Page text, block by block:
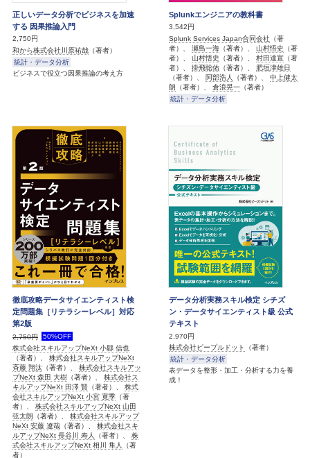
正しいデータ分析でビジネスを加速
する 因果推論入門
2,750円
和から株式会社川原祐哉 （著者）
統計・データ分析
ビジネスで役立つ因果推論の考え方
Splunkエンジニアの教科書
3,542円
Splunk Services Japan合同会社 （著
者）、 瀬島一海 （著者）、 山村悟史 （著
者）、 山村悟史 （著者）、 村田達宣 （著
者）、 掛飛聡佑 （著者）、 肥垣津雄日
（著者）、 阿部浩人 （著者）、 中上健太
朗 （著者）、 倉浪晃一 （著者）
統計・データ分析
徹底攻略データサイエンティスト検
定問題集［リテラシーレベル］対応
第2版
2,750円
50%OFF
株式会社スキルアップNeXt 小縣 信也
（著者）、 株式会社スキルアップNeXt
斉藤 翔汰 （著者）、 株式会社スキルアッ
プNeXt 森田 大樹 （著者）、 株式会社ス
キルアップNeXt 田澤 賢 （著者）、 株式
会社スキルアップNeXt 小宮 寛季 （著
者）、 株式会社スキルアップNeXt 山田
弦太朗 （著者）、 株式会社スキルアップ
NeXt 安藤 遼哉 （著者）、 株式会社スキ
ルアップNeXt 長谷川 寿人
（著者）、 株
式会社スキルアップNeXt 相川 隼人
（著
者）
データ分析実務スキル検定 シチズ
ン・データサイエンティスト級 公式
テキスト
2,970円
株式会社ピープルドット
（著者）
統計・データ分析
表データを整形・加工・分析する力を養
成！